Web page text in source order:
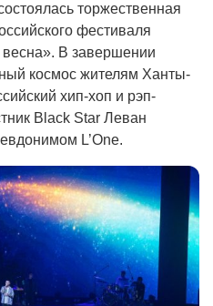
торжественная
фестиваля
весна». В завершении
космос жителям Ханты-
хип-хоп и рэп-
Black Star Леван
L’One.